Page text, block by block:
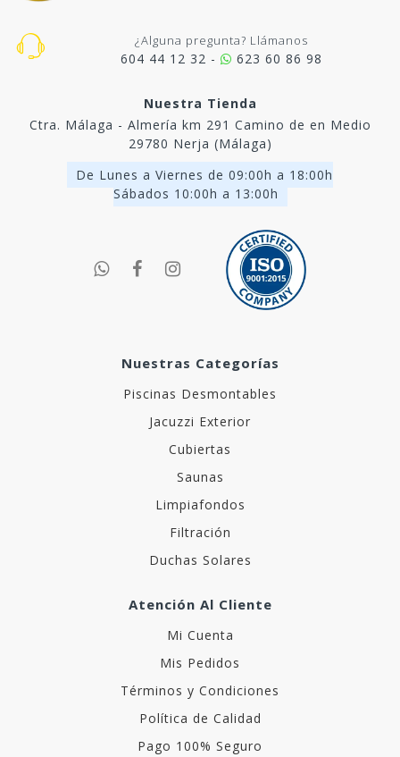
¿Alguna pregunta? Llámanos
604 44 12 32 - 623 60 86 98
Nuestra Tienda
Ctra. Málaga - Almería km 291 Camino de en Medio
29780 Nerja (Málaga)
De Lunes a Viernes de 09:00h a 18:00h
Sábados 10:00h a 13:00h
Nuestras Categorías
Piscinas Desmontables
Jacuzzi Exterior
Cubiertas
Saunas
Limpiafondos
Filtración
Duchas Solares
Atención Al Cliente
Mi Cuenta
Mis Pedidos
Términos y Condiciones
Política de Calidad
Pago 100% Seguro